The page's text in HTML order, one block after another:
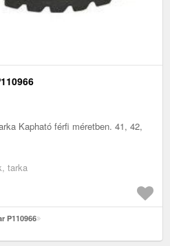
Kapható férfi méretben. 41, 42,
tarka
P110966